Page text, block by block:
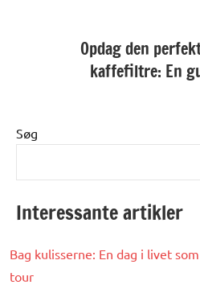
Opdag den
kaffefiltre: En
Søg
Interessante artikler
Bag kulisserne: En dag i livet
tour